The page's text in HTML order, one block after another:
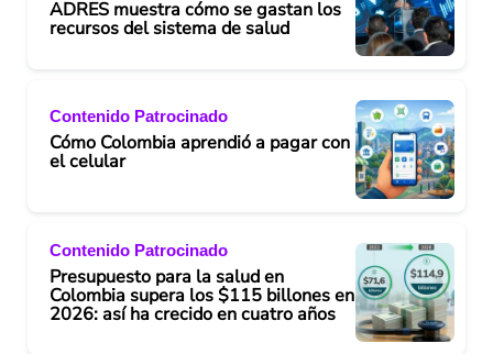
ADRES muestra cómo se gastan los
recursos del sistema de salud
Contenido Patrocinado
Cómo Colombia aprendió a pagar con
el celular
Contenido Patrocinado
Presupuesto para la salud en
Colombia supera los $115 billones en
2026: así ha crecido en cuatro años